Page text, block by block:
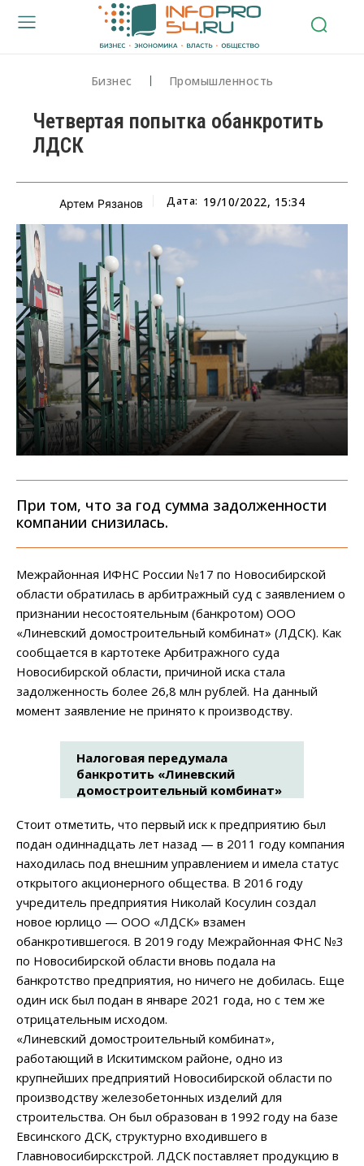
Бизнес Промышленность
Четвертая попытка обанкротить
ЛДСК
Артем Рязанов Дата: 19/10/2022, 15:34
При том, что за год сумма задолженности
компании снизилась.
Межрайонная ИФНС России №17 по Новосибирской
области обратилась в арбитражный суд с заявлением о
признании несостоятельным (банкротом) ООО
«Линевский домостроительный комбинат» (ЛДСК). Как
сообщается в картотеке Арбитражного суда
Новосибирской области, причиной иска стала
задолженность более 26,8 млн рублей. На данный
момент заявление не принято к производству.
Налоговая передумала
банкротить «Линевский
домостроительный комбинат»
Стоит отметить, что первый иск к предприятию был
подан одиннадцать лет назад — в 2011 году компания
находилась под внешним управлением и имела статус
открытого акционерного общества. В 2016 году
учредитель предприятия Николай Косулин создал
новое юрлицо — ООО «ЛДСК» взамен
обанкротившегося. В 2019 году Межрайонная ФНС №3
по Новосибирской области вновь подала на
банкротство предприятия, но ничего не добилась. Еще
один иск был подан в январе 2021 года, но с тем же
отрицательным исходом.
«Линевский домостроительный комбинат»,
работающий в Искитимском районе, одно из
крупнейших предприятий Новосибирской области по
производству железобетонных изделий для
строительства. Он был образован в 1992 году на базе
Евсинского ДСК, структурно входившего в
Главновосибирскстрой. ЛДСК поставляет продукцию в